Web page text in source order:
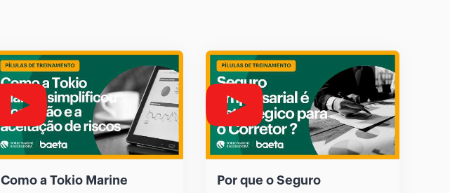
Como a Tokio Marine
Por que o Seguro